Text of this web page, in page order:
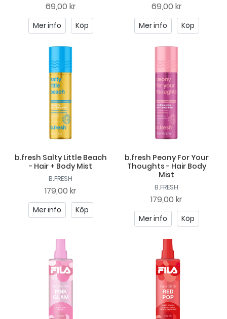
69,00 kr
Mer info Köp
69,00 kr
Mer info Köp
b.fresh Salty Little Beach
- Hair + Body Mist
B.FRESH
179,00 kr
Mer info Köp
b.fresh Peony For Your
Thoughts - Hair Body
Mist
B.FRESH
179,00 kr
Mer info Köp